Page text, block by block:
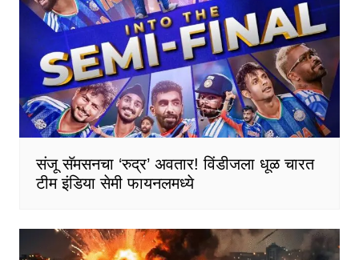
संजू सॅमसनचा ‘रुद्र’ अवतार! विंडीजला धूळ चारत
टीम इंडिया सेमी फायनलमध्ये